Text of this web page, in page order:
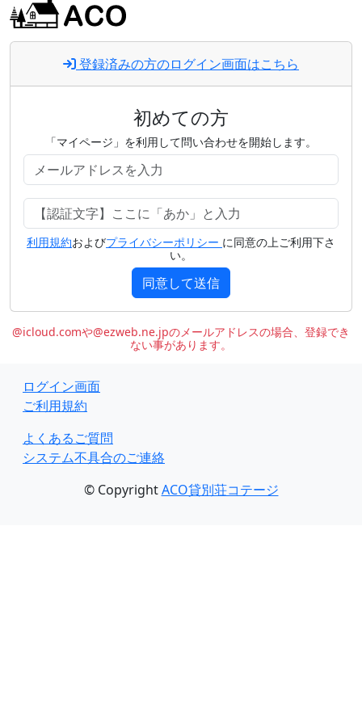
登録済みの方のログイン画面はこちら
初めての方
「マイページ」を利用して問い合わせを開始します。
利用規約およびプライバシーポリシー に同意の上ご利用下さ
い。
同意して送信
@icloud.comや@ezweb.ne.jpのメールアドレスの場合、登録でき
ない事があります。
ログイン画面
ご利用規約
よくあるご質問
システム不具合のご連絡
© CopyrightACO貸別荘コテージ